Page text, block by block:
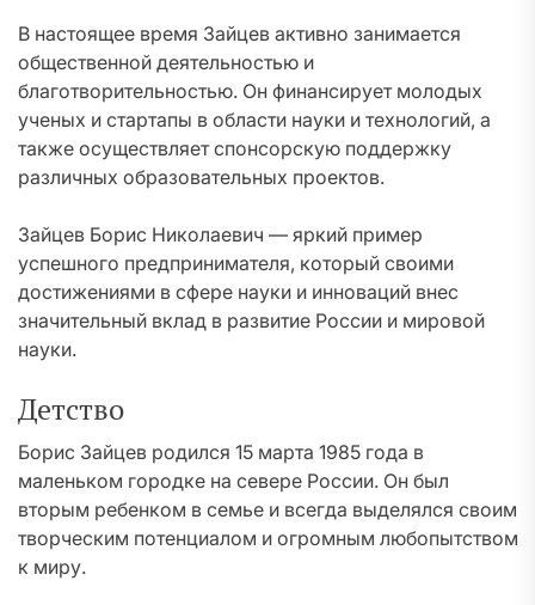
В настоящее время Зайцев активно занимается
общественной деятельностью и
благотворительностью. Он финансирует молодых
ученых и стартапы в области науки и технологий, а
также осуществляет спонсорскую поддержку
различных образовательных проектов.
Зайцев Борис Николаевич — яркий пример
успешного предпринимателя, который своими
достижениями в сфере науки и инноваций внес
значительный вклад в развитие России и мировой
науки.
Детство
Борис Зайцев родился 15 марта 1985 года в
маленьком городке на севере России. Он был
вторым ребенком в семье и всегда выделялся своим
творческим потенциалом и огромным любопытством
к миру.